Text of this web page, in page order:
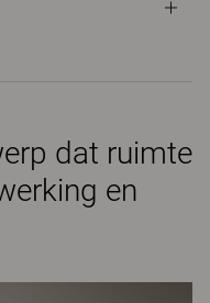
dat ruimte
en